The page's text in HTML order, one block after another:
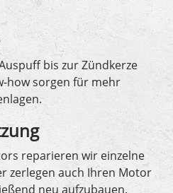
bis zur Zündkerze
how sorgen für mehr
reparieren wir einzelne
zerlegen auch Ihren Motor
neu aufzubauen.